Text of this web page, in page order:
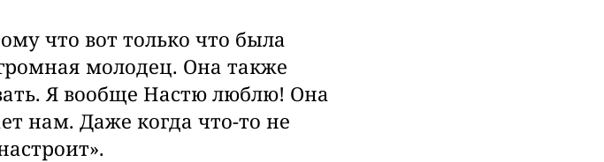
что вот только что была
молодец. Она также
Я вообще Настю люблю! Она
нам. Даже когда что-то не